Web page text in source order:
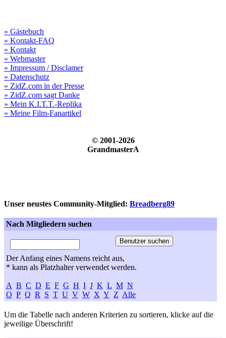
» Gästebuch
» Kontakt-FAQ
» Kontakt
» Webmaster
» Impressum / Disclamer
» Datenschutz
» ZidZ.com in der Presse
» ZidZ.com sagt Danke
» Mein K.I.T.T.-Replika
» Meine Film-Fanartikel
© 2001-2026
GrandmasterA
Unser neustes Community-Mitglied: Breadberg89
Nach Mitgliedern suchen
Der Anfang eines Namens reicht aus,
* kann als Platzhalter verwendet werden.
A B C D E F G H I J K L M N
O P Q R S T U V W X Y Z Alle
Um die Tabelle nach anderen Kriterien zu sortieren, klicke auf die
jeweilige Überschrift!